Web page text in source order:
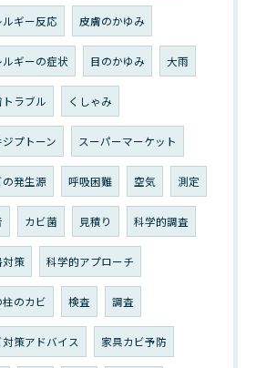
ルギー反応 皮膚のかゆみ
ルギーの症状 目のかゆみ 大雨
トラブル くしゃみ
プトーン スーパーマーケット
の発生源 呼吸困難 空気 測定
カビ菌 見積り 科学的調査
対策 科学的アプローチ
のカビ 検査 調査
対策アドバイス 家具カビ予防